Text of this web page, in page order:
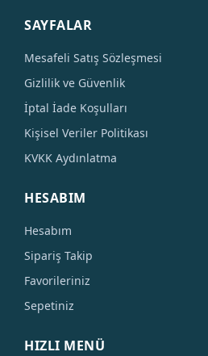
SAYFALAR
Mesafeli Satış Sözleşmesi
Gizlilik ve Güvenlik
İptal İade Koşulları
Kişisel Veriler Politikası
KVKK Aydınlatma
HESABIM
Hesabım
Sipariş Takip
Favorileriniz
Sepetiniz
HIZLI MENÜ